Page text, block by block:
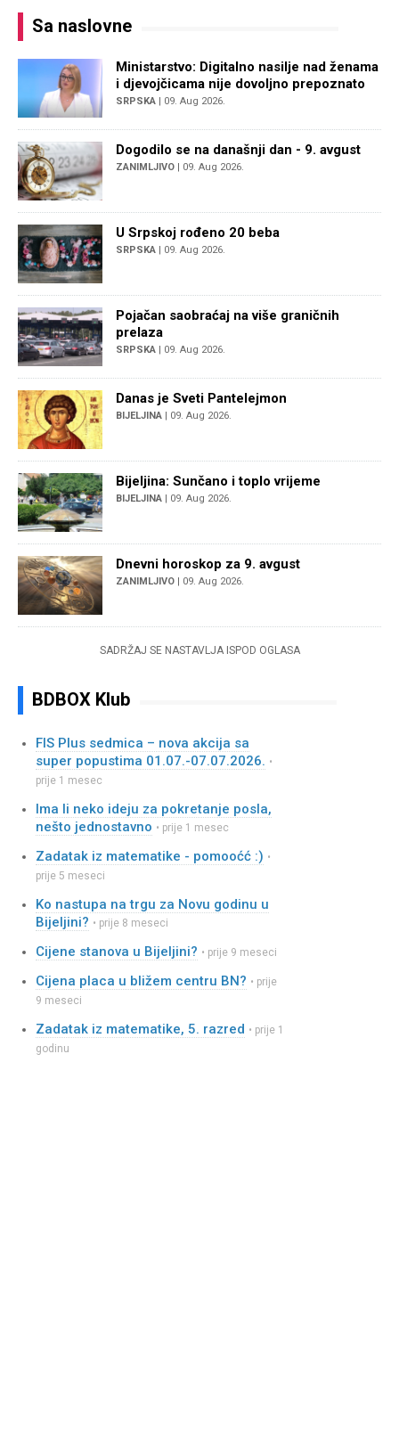
Sa naslovne
Ministarstvo: Digitalno nasilje nad ženama
i djevojčicama nije dovoljno prepoznato
SRPSKA | 09. Aug 2026.
Dogodilo se na današnji dan - 9. avgust
ZANIMLJIVO | 09. Aug 2026.
U Srpskoj rođeno 20 beba
SRPSKA | 09. Aug 2026.
Pojačan saobraćaj na više graničnih
prelaza
SRPSKA | 09. Aug 2026.
Danas je Sveti Pantelejmon
BIJELJINA | 09. Aug 2026.
Bijeljina: Sunčano i toplo vrijeme
BIJELJINA | 09. Aug 2026.
Dnevni horoskop za 9. avgust
ZANIMLJIVO | 09. Aug 2026.
SADRŽAJ SE NASTAVLJA ISPOD OGLASA
BDBOX Klub
FIS Plus sedmica – nova akcija sa
super popustima 01.07.-07.07.2026. •
prije 1 mesec
Ima li neko ideju za pokretanje posla,
nešto jednostavno • prije 1 mesec
Zadatak iz matematike - pomooćć :) •
prije 5 meseci
Ko nastupa na trgu za Novu godinu u
Bijeljini? • prije 8 meseci
Cijene stanova u Bijeljini? • prije 9 meseci
Cijena placa u bližem centru BN? • prije
9 meseci
Zadatak iz matematike, 5. razred • prije 1
godinu